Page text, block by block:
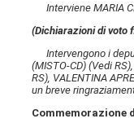
Interviene MARIA
(Dichiarazioni di voto
Intervengono i
(MISTO-CD)(Vedi RS)
RS), VALENTINA
un breve
Commemorazione